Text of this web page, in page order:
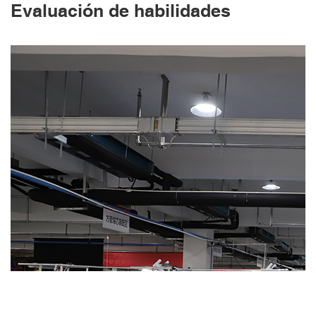
Evaluación de habilidades